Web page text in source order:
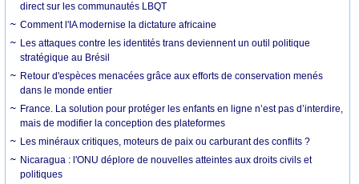
direct sur les communautés LBQT
Comment l'IA modernise la dictature africaine
Les attaques contre les identités trans deviennent un outil politique
stratégique au Brésil
Retour d'espèces menacées grâce aux efforts de conservation menés
dans le monde entier
France. La solution pour protéger les enfants en ligne n’est pas d’interdire,
mais de modifier la conception des plateformes
Les minéraux critiques, moteurs de paix ou carburant des conflits ?
Nicaragua : l'ONU déplore de nouvelles atteintes aux droits civils et
politiques